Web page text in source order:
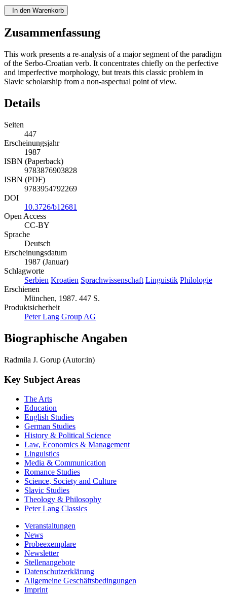
In den Warenkorb
Zusammenfassung
This work presents a re-analysis of a major segment of the paradigm
of the Serbo-Croatian verb. It concentrates chiefly on the perfective
and imperfective morphology, but treats this classic problem in
Slavic scholarship from a non-aspectual point of view.
Details
Seiten
447
Erscheinungsjahr
1987
ISBN (Paperback)
9783876903828
ISBN (PDF)
9783954792269
DOI
10.3726/b12681
Open Access
CC-BY
Sprache
Deutsch
Erscheinungsdatum
1987 (Januar)
Schlagworte
Serbien Kroatien Sprachwissenschaft Linguistik Philologie
Erschienen
München, 1987. 447 S.
Produktsicherheit
Peter Lang Group AG
Biographische Angaben
Radmila J. Gorup (Autor:in)
Key Subject Areas
The Arts
Education
English Studies
German Studies
History & Political Science
Law, Economics & Management
Linguistics
Media & Communication
Romance Studies
Science, Society and Culture
Slavic Studies
Theology & Philosophy
Peter Lang Classics
Veranstaltungen
News
Probeexemplare
Newsletter
Stellenangebote
Datenschutzerklärung
Allgemeine Geschäftsbedingungen
Imprint